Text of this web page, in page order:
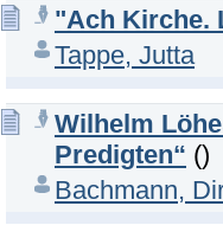
"Ach Kirche.
Tappe, Jutta
Wilhelm
Predigten“ ()
Bachmann,